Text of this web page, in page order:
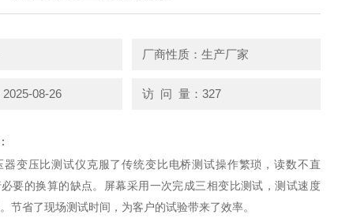
厂商性质：生产厂家
08-26 访 问 量：327
器变压比测试仪克服了传统变比电桥测试操作繁琐，读数不直
要的换算的缺点。屏幕采用一次完成三相变比测试，测试速度
节省了现场测试时间，为客户的试验带来了效率。